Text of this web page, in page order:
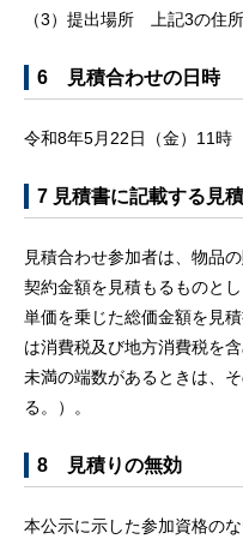
（3）提出場所 上記3の住
6 見積合わせの日時
令和8年5月22日（金）11時
7 見積書に記載する見
見積合わせ参加者は、物品
契約金額を見積もるものと
単価を乗じた総価金額を見
は消費税及び地方消費税を
未満の端数があるときは、
る。）。
8 見積りの無効
本公示に示した参加資格の